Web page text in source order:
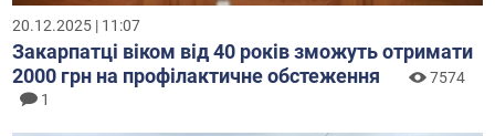
20.12.2025 | 11:07
Закарпатці віком від 40 років зможуть отримати
2000 грн на профілактичне обстеження
7574
1